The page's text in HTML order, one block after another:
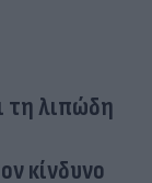
τη λιπώδη
κίνδυνο